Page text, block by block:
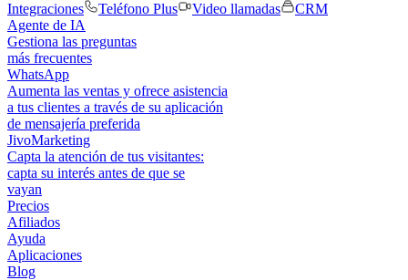
Integraciones
Teléfono Plus Video llamadas
CRM
Agente de IA
Gestiona las preguntas
más frecuentes
WhatsApp
Aumenta las ventas y ofrece asistencia
a tus clientes a través de su aplicación
de mensajería preferida
JivoMarketing
Capta la atención de tus visitantes:
capta su interés antes de que se
vayan
Precios
Afiliados
Ayuda
Aplicaciones
Blog